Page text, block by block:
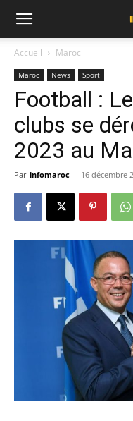
Accueil Maroc
Maroc News Sport
Football :
clubs se
2023 au
Par infomaroc - 16 décembre